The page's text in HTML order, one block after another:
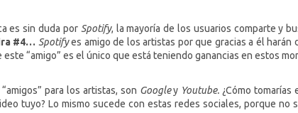
es sin duda por Spotify, la mayoría de los usuarios comparte y
#4… Spotifyes amigo de los artistas por que gracias a él harán
“amigo” es el único que está teniendo ganancias en estos
para los artistas, son Googley Youtube. ¿Cómo tomarías
tuyo? Lo mismo sucede con estas redes sociales, porque no